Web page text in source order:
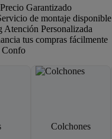
Precio Garantizado
de montaje disponible
Atención Personalizada
tus compras fácilmente
Colchones